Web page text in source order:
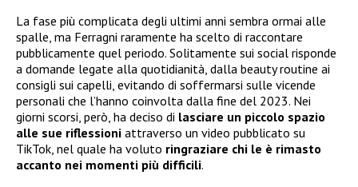
La fase più complicata degli ultimi anni sembra ormai alle
spalle, ma Ferragni raramente ha scelto di raccontare
pubblicamente quel periodo. Solitamente sui social risponde
a domande legate alla quotidianità, dalla beauty routine ai
consigli sui capelli, evitando di soffermarsi sulle vicende
personali che l’hanno coinvolta dalla fine del 2023. Nei
giorni scorsi, però, ha deciso di lasciare un piccolo spazio
alle sue riflessioni attraverso un video pubblicato su
TikTok, nel quale ha voluto ringraziare chi le è rimasto
accanto nei momenti più difficili.